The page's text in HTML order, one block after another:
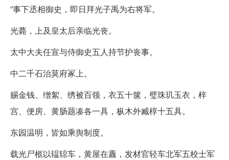
”事下丞相御史，即日拜光子禹为右将军。
光薨，上及皇太后亲临光丧。
太中大夫任宣与侍御史五人持节护丧事。
中二千石治莫府冢上。
赐金钱、缯絮、绣被百领，衣五十箧，璧珠玑玉衣，梓
宫、便房、黄肠题凑各一具，枞木外臧椁十五具。
东园温明，皆如乘舆制度。
载光尸柩以辒辌车，黄屋在纛，发材官轻车北军五校士军